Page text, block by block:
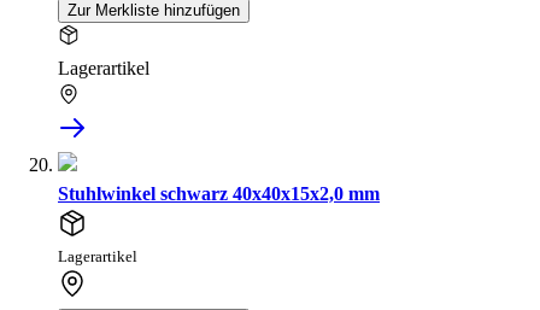
Zur Merkliste hinzufügen
Lagerartikel
Stuhlwinkel schwarz 40x40x15x2,0 mm
Lagerartikel